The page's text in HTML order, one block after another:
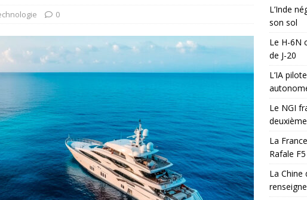
0
L’Inde
son sol
Le H-6N
de J-20
L’IA
Le NGI
La
Rafale F5
La Chine